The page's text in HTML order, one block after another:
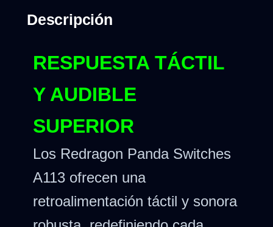
Descripción
RESPUESTA TÁCTIL
Y AUDIBLE
SUPERIOR
Los Redragon Panda Switches
A113 ofrecen una
retroalimentación táctil y sonora